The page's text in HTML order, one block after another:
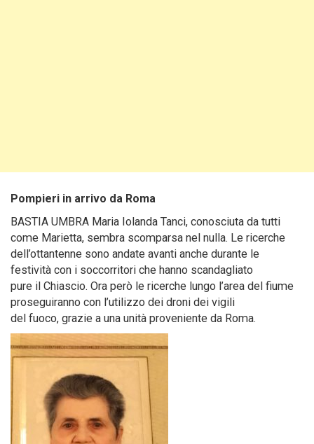
Pompieri in arrivo da Roma
BASTIA UMBRA Maria Iolanda Tanci, conosciuta da tutti
come Marietta, sembra scomparsa nel nulla. Le ricerche
dell’ottantenne sono andate avanti anche durante le
festività con i soccorritori che hanno scandagliato
pure il Chiascio. Ora però le ricerche lungo l’area del fiume
proseguiranno con l’utilizzo dei droni dei vigili
del fuoco, grazie a una unità proveniente da Roma.